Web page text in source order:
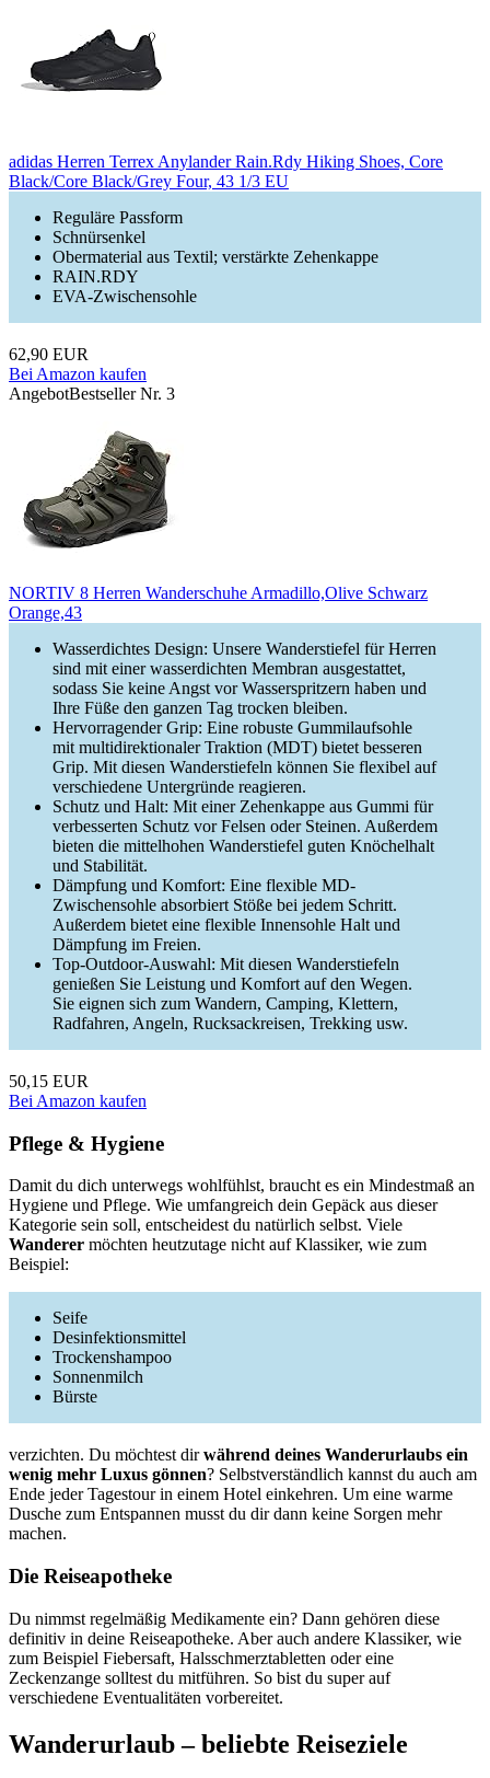
adidas Herren Terrex Anylander Rain.Rdy Hiking Shoes, Core
Black/Core Black/Grey Four, 43 1/3 EU
Reguläre Passform
Schnürsenkel
Obermaterial aus Textil; verstärkte Zehenkappe
RAIN.RDY
EVA-Zwischensohle
62,90 EUR
Bei Amazon kaufen
AngebotBestseller Nr. 3
NORTIV 8 Herren Wanderschuhe Armadillo,Olive Schwarz
Orange,43
Wasserdichtes Design: Unsere Wanderstiefel für Herren
sind mit einer wasserdichten Membran ausgestattet,
sodass Sie keine Angst vor Wasserspritzern haben und
Ihre Füße den ganzen Tag trocken bleiben.
Hervorragender Grip: Eine robuste Gummilaufsohle
mit multidirektionaler Traktion (MDT) bietet besseren
Grip. Mit diesen Wanderstiefeln können Sie flexibel auf
verschiedene Untergründe reagieren.
Schutz und Halt: Mit einer Zehenkappe aus Gummi für
verbesserten Schutz vor Felsen oder Steinen. Außerdem
bieten die mittelhohen Wanderstiefel guten Knöchelhalt
und Stabilität.
Dämpfung und Komfort: Eine flexible MD-
Zwischensohle absorbiert Stöße bei jedem Schritt.
Außerdem bietet eine flexible Innensohle Halt und
Dämpfung im Freien.
Top-Outdoor-Auswahl: Mit diesen Wanderstiefeln
genießen Sie Leistung und Komfort auf den Wegen.
Sie eignen sich zum Wandern, Camping, Klettern,
Radfahren, Angeln, Rucksackreisen, Trekking usw.
50,15 EUR
Bei Amazon kaufen
Pflege & Hygiene
Damit du dich unterwegs wohlfühlst, braucht es ein Mindestmaß an
Hygiene und Pflege. Wie umfangreich dein Gepäck aus dieser
Kategorie sein soll, entscheidest du natürlich selbst. Viele
Wanderer möchten heutzutage nicht auf Klassiker, wie zum
Beispiel:
Seife
Desinfektionsmittel
Trockenshampoo
Sonnenmilch
Bürste
verzichten. Du möchtest dirwährend deines Wanderurlaubs ein
wenig mehr Luxus gönnen? Selbstverständlich kannst du auch am
Ende jeder Tagestour in einem Hotel einkehren. Um eine warme
Dusche zum Entspannen musst du dir dann keine Sorgen mehr
machen.
Die Reiseapotheke
Du nimmst regelmäßig Medikamente ein? Dann gehören diese
definitiv in deine Reiseapotheke. Aber auch andere Klassiker, wie
zum Beispiel Fiebersaft, Halsschmerztabletten oder eine
Zeckenzange solltest du mitführen. So bist du super auf
verschiedene Eventualitäten vorbereitet.
Wanderurlaub – beliebte Reiseziele